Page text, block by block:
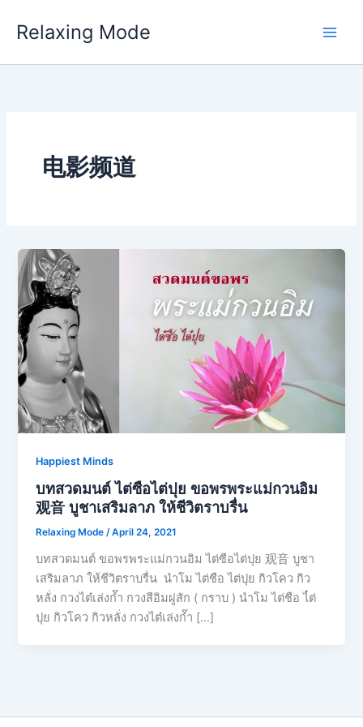
Relaxing Mode
电影频道
Happiest Minds
บทสวดมนต์ ไต่ซือไต่ปุย ขอพรพระแม่กวนอิม
观音 บูชาเสริมลาภ ให้ชีวิตราบรื่น
Relaxing Mode/April 24, 2021
บทสวดมนต์ ขอพรพระแม่กวนอิม ไต่ซือไต่ปุย 观音 บูชา
เสริมลาภ ให้ชีวิตราบรื่น นำโม ไต่ชือ ไต่ปุย กิวโคว กิว
หลั่ง กวงไต๋เล่งก๊ำ กวงสีอิมผู่สัก ( กราบ ) นำโม ไต่ชือ ไ๋ต่
ปุย กิวโคว กิวหลั่ง กวงไต๋เล่งก๊ำ […]